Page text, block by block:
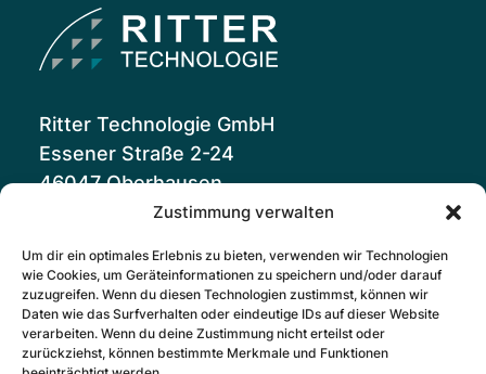
Zustimmung verwalten
Um dir ein optimales Erlebnis zu bieten, verwenden wir Technologien
wie Cookies, um Geräteinformationen zu speichern und/oder darauf
zuzugreifen. Wenn du diesen Technologien zustimmst, können wir
Daten wie das Surfverhalten oder eindeutige IDs auf dieser Website
verarbeiten. Wenn du deine Zustimmung nicht erteilst oder
zurückziehst, können bestimmte Merkmale und Funktionen
Ritter Technologie GmbH
Essener Straße 2-24
46047 Oberhausen
(0208) 8596-230
myiflow.de
So funktioniert iflow
FAQ